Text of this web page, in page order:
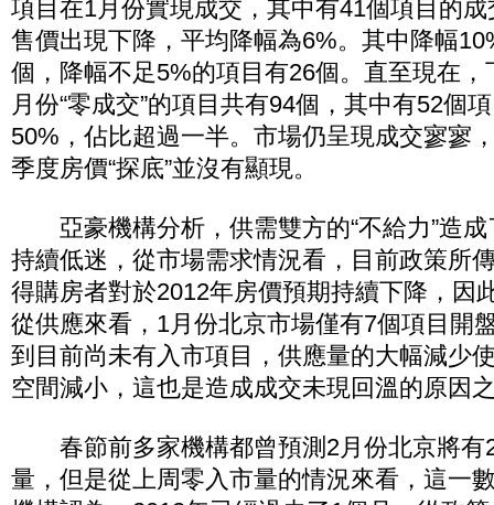
項目在1月份實現成交，其中有41個項目的
售價出現下降，平均降幅為6%。其中降幅
個，降幅不足5%的項目有26個。直至現在
月份“零成交”的項目共有94個，其中有52個
50%，佔比超過一半。市場仍呈現成交寥寥
季度房價“探底”並沒有顯現。
亞豪機構分析，供需雙方的“不給力”造成
持續低迷，從市場需求情況看，目前政策所
得購房者對於2012年房價預期持續下降，因
從供應來看，1月份北京市場僅有7個項目開
到目前尚未有入市項目，供應量的大幅減少
空間減小，這也是造成成交未現回溫的原因
春節前多家機構都曾預測2月份北京將有
量，但是從上周零入市量的情況來看，這一